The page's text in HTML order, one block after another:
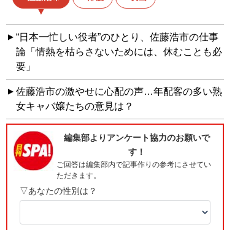
“日本一忙しい役者”のひとり、佐藤浩市の仕事
論「情熱を枯らさないためには、休むことも必
要」
佐藤浩市の激やせに心配の声…年配客の多い熟
女キャバ嬢たちの意見は？